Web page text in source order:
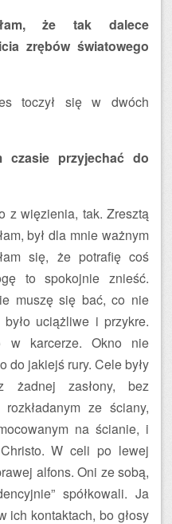
że tak dalece
zrębów światowego
toczył się w dwóch
przyjechać do
z więzienia, tak. Zresztą
był dla mnie ważnym
się, że potrafię coś
to spokojnie znieść.
muszę się bać, co nie
uciążliwe i przykre.
w karcerze. Okno nie
do jakiejś rury. Cele były
żadnej zasłony, bez
ze ściany,
na ścianie, i
W celi po lewej
alfons. Oni ze sobą,
spółkowali. Ja
ich kontaktach, bo głosy